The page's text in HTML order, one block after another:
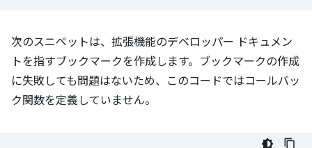
次のスニペットは、拡張機能のデベロッパー ドキュメン
トを指すブックマークを作成します。ブックマークの作成
に失敗しても問題はないため、このコードではコールバッ
ク関数を定義していません。